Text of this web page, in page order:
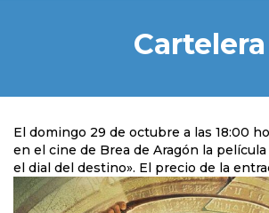
Cartelera
El domingo 29 de octubre a las 18:00
en el cine de Brea de Aragón la
el dial del destino». El precio de la